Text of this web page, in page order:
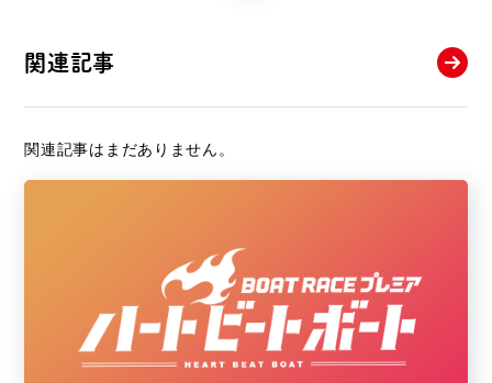
関連記事
関連記事はまだありません。